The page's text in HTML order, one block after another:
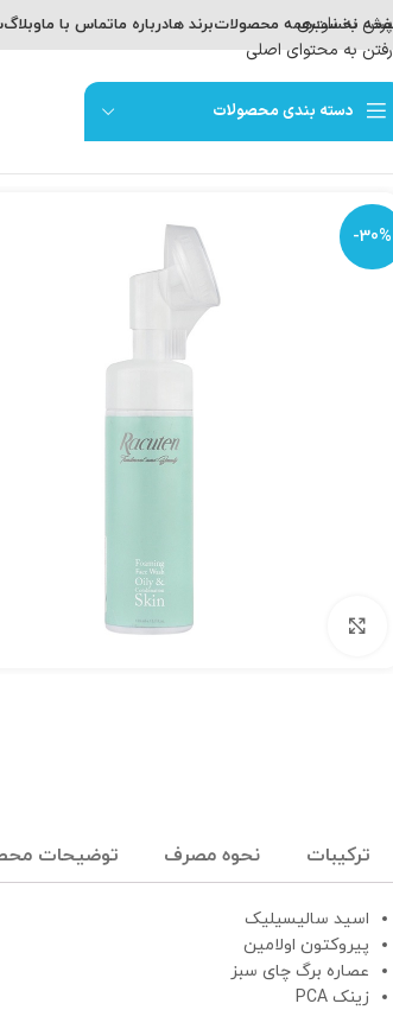
پرش به ناوبری
رفتن به محتوای اصلی
نخستهمه محصولاتبرند هادرباره ماتماس با ماوبلاگ
دسته بندی محصولات
-30%
برای بزرگنمایی کلیک کنید
ترکیبات نحوه مصرف توضیحات
اسید سالیسیلیک
پیروکتون اولامین
عصاره برگ چای سبز
زینک PCA